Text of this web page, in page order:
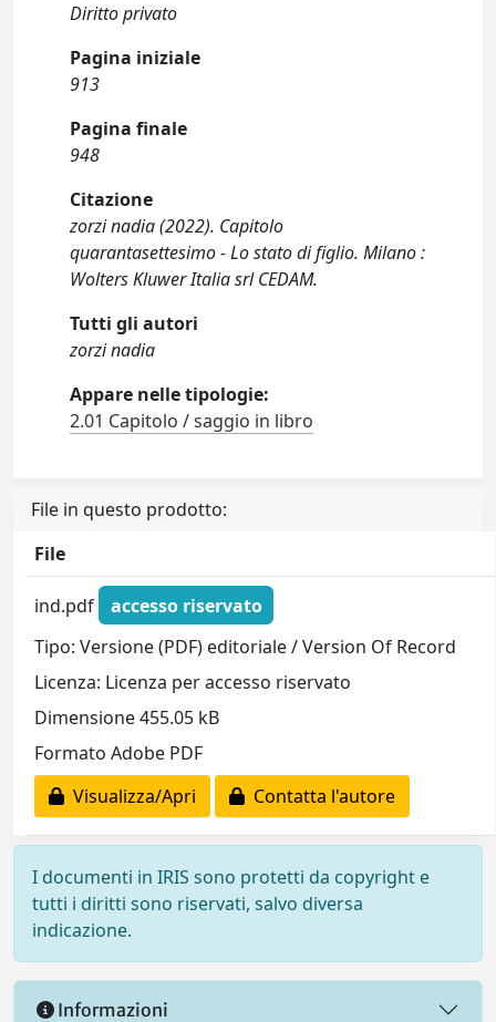
Diritto privato
Pagina iniziale
913
Pagina finale
948
Citazione
zorzi nadia (2022). Capitolo
quarantasettesimo - Lo stato di figlio. Milano :
Wolters Kluwer Italia srl CEDAM.
Tutti gli autori
zorzi nadia
Appare nelle tipologie:
2.01 Capitolo / saggio in libro
File in questo prodotto:
File
ind.pdf
accesso riservato
Tipo: Versione (PDF) editoriale / Version Of Record
Licenza: Licenza per accesso riservato
Dimensione 455.05 kB
Formato Adobe PDF
Visualizza/Apri
Contatta l'autore
I documenti in IRIS sono protetti da copyright e
tutti i diritti sono riservati, salvo diversa
indicazione.
Informazioni